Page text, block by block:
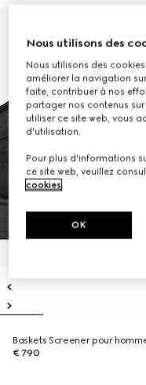
Baskets Screener pour
€ 790
Nous utilisons des
Nous utilisons des
améliorer la navigation
faite, contribuer à nos
partager nos contenus
utiliser ce site web, vous
d'utilisation.
Pour plus d'informations
ce site web, veuillez
cookies.
OK